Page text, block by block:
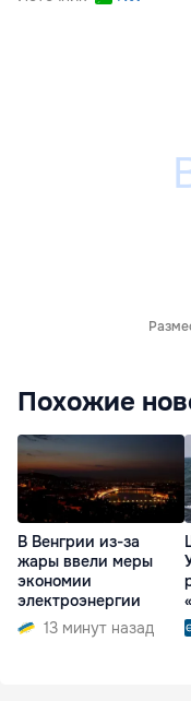
Похожие
В Венгрии из-за
жары ввели меры
экономии
электроэнергии
13 минут назад